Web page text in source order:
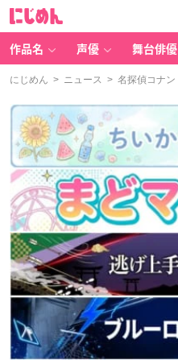
作品名 声優 舞台俳優
にじめん > ニュース > 名探偵コナン